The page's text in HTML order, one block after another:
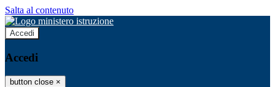
Salta al contenuto
Accedi
Accedi
button close ×